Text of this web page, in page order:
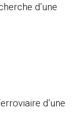
d’une
d’une